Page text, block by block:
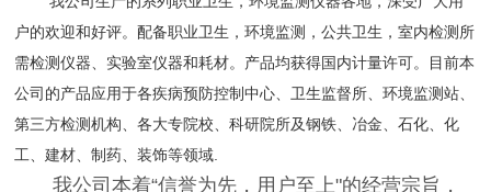
户的欢迎和好评。配备职业卫生，环境监测，公共卫生，室内检测所
需检测仪器、实验室仪器和耗材。产品均获得国内计量许可。目前本
公司的产品应用于各疾病预防控制中心、卫生监督所、环境监测站、
第三方检测机构、各大专院校、科研院所及钢铁、冶金、石化、化
工、建材、制药、装饰等领域.
我公司本着“信誉为先，用户至上"的经营宗旨，